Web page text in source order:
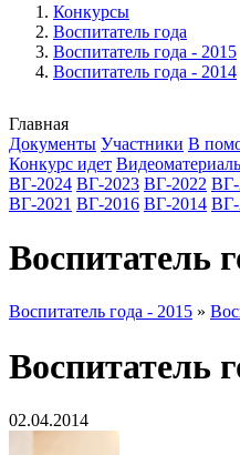
Конкурсы
Воспитатель года
Воспитатель года - 2015
Воспитатель года - 2014
Главная
Документы Участники В
Конкурс идет
ВГ-2024 ВГ-2023 ВГ-2022 ВГ-
ВГ-2021 ВГ-2016 ВГ-2014 ВГ-
Воспитатель
Воспитатель года - 2015 »
Воспитатель
02.04.2014